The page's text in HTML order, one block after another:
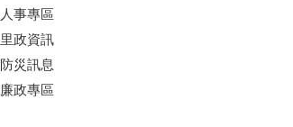
人事專區
里政資訊
防災訊息
廉政專區